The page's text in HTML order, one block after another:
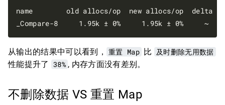
name        old allocs/op  new allocs/op  delta
_Compare-8     1.95k ± 0%     1.95k ± 0%
从输出的结果中可以看到， 重置 Map 比 及时删除无用数据
性能提升了 38% , 内存方面没有差别。
不删除数据 VS 重置 Map